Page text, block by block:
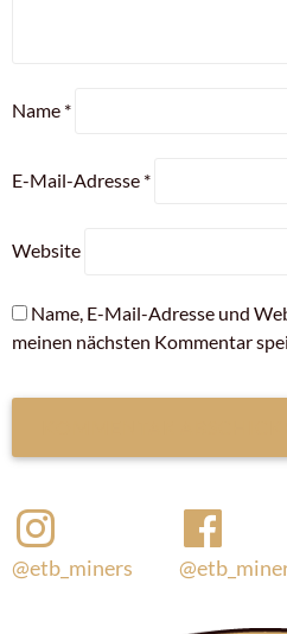
Name *
E-Mail-Adresse *
Website
Name, E-Mail-Adresse und
meinen nächsten Kommentar
@etb_miners